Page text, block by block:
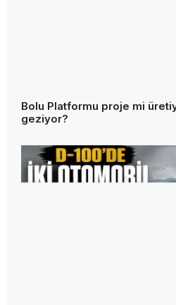
Bolu Platformu proje mi
geziyor?